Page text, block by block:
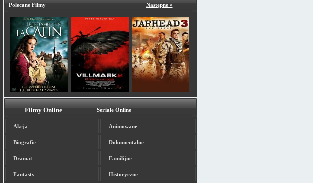
Polecane Filmy Następne »
Filmy Online Seriale Online
Akcja Animowane
Biografie Dokumentalne
Dramat Familijne
Fantasty Historyczne